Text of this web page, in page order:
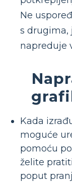
Ne
s drugima,
napreduje
Kada
moguće
pomoću
želite
poput